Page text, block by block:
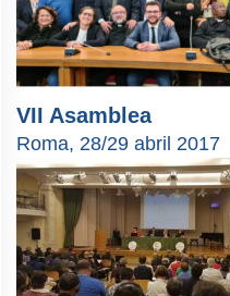
VII Asamblea
Roma, 28/29 abril 2017